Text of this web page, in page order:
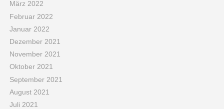
März 2022
Februar 2022
Januar 2022
Dezember 2021
November 2021
Oktober 2021
September 2021
August 2021
Juli 2021